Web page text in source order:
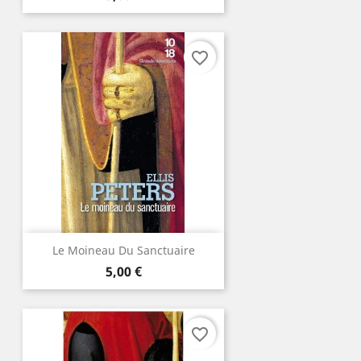
Le Moineau Du Sanctuaire
Prix
5,00 €
favorite_border
favorite_border